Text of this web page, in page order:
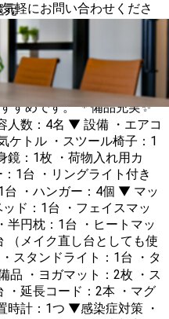
軽にお問い合わせくださ
を使って無理せず開業し
。 ＊備品充実✨
ト付き
ッ
（メイク直し台としても使
感染症対策 ・
元